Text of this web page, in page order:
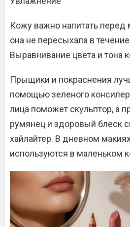
Кожу важно напитать
она не пересыхала в
Выравнивание цвета и тона
Прыщики и покраснения
помощью зеленого
лица поможет скульптор, а
румянец и здоровый блеск
хайлайтер. В дневном
используются в маленьком